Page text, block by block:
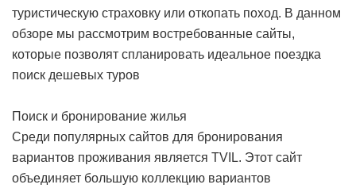
туристическую страховку или откопать поход. В данном
обзоре мы рассмотрим востребованные сайты,
которые позволят спланировать идеальное поездка
поиск дешевых туров
Поиск и бронирование жилья
Среди популярных сайтов для бронирования
вариантов проживания является TVIL. Этот сайт
объединяет большую коллекцию вариантов